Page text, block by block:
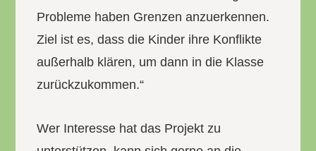
Probleme haben Grenzen anzuerkennen.
Ziel ist es, dass die Kinder ihre Konflikte
außerhalb klären, um dann in die Klasse
zurückzukommen.“
Wer Interesse hat das Projekt zu